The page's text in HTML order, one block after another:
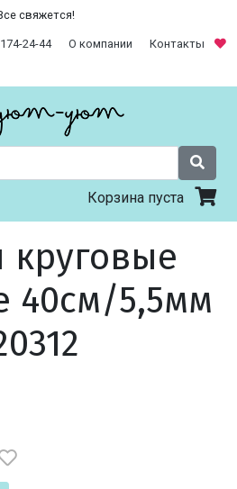
свяжется!
24-44 О компании
Контакты
Корзина пуста
40см/5,5мм